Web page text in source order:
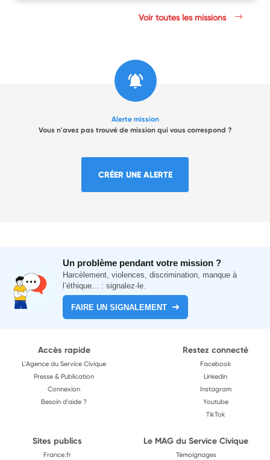
Voir toutes les missions
Alerte mission
Vous n'avez pas trouvé de mission qui vous correspond ?
CRÉER UNE ALERTE
Un problème pendant votre mission ?
Harcèlement, violences, discrimination, manque à
l’éthique... : signalez-le.
FAIRE UN SIGNALEMENT
Accès rapide
L'Agence du Service Civique
Presse & Publication
Connexion
Besoin d'aide ?
Restez connecté
Facebook
Linkedin
Instagram
Youtube
TikTok
Sites publics
France.fr
Le MAG du Service Civique
Témoignages